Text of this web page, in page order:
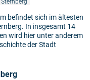
befindet sich im ältesten
In insgesamt 14
wird hier unter anderem
der Stadt